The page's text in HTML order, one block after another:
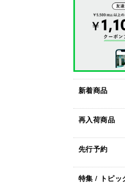
新着商品
再入荷商品
先行予約
特集 / トピッ